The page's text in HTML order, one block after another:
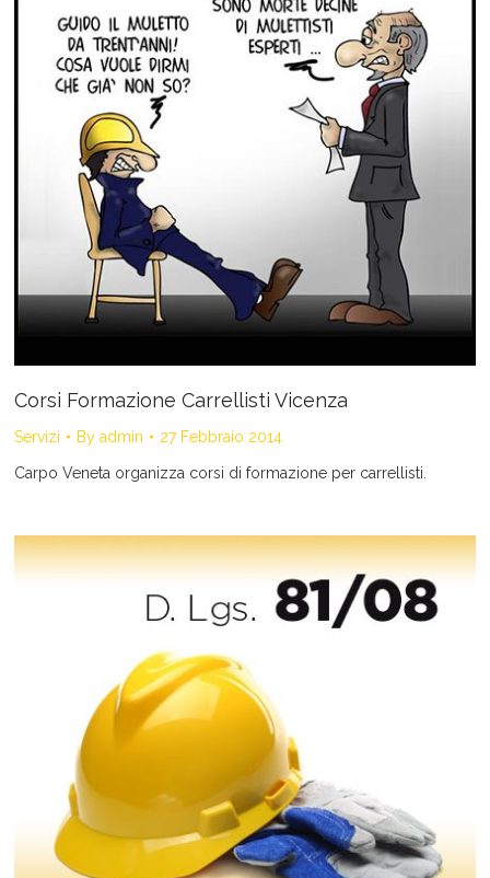
Corsi Formazione Carrellisti Vicenza
Servizi By admin 27 Febbraio 2014
Carpo Veneta organizza corsi di formazione per carrellisti.